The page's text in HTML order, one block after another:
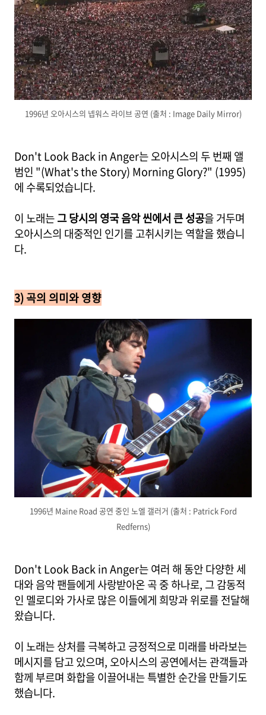
1996년 오아시스의 넵워스 라이브 공연 (출처 : Image Daily Mirror)
Don't Look Back in Anger는 오아시스의 두 번째 앨
범인 "(What's the Story) Morning Glory?" (1995)
에 수록되었습니다.
이 노래는그 당시의 영국 음악 씬에서 큰 성공을 거두며
오아시스의 대중적인 인기를 고취시키는 역할을 했습니
다.
3) 곡의 의미와 영향
1996년 Maine Road 공연 중인 노엘 갤러거 (출처 : Patrick Ford
Redferns)
Don't Look Back in Anger는 여러 해 동안 다양한 세
대와 음악 팬들에게 사랑받아온 곡 중 하나로, 그 감동적
인 멜로디와 가사로 많은 이들에게 희망과 위로를 전달해
왔습니다.
이 노래는 상처를 극복하고 긍정적으로 미래를 바라보는
메시지를 담고 있으며, 오아시스의 공연에서는 관객들과
함께 부르며 화합을 이끌어내는 특별한 순간을 만들기도
했습니다.